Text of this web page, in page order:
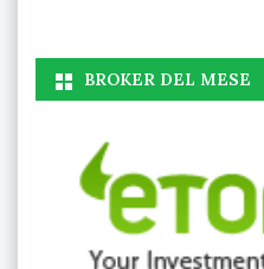
BROKER DEL MESE